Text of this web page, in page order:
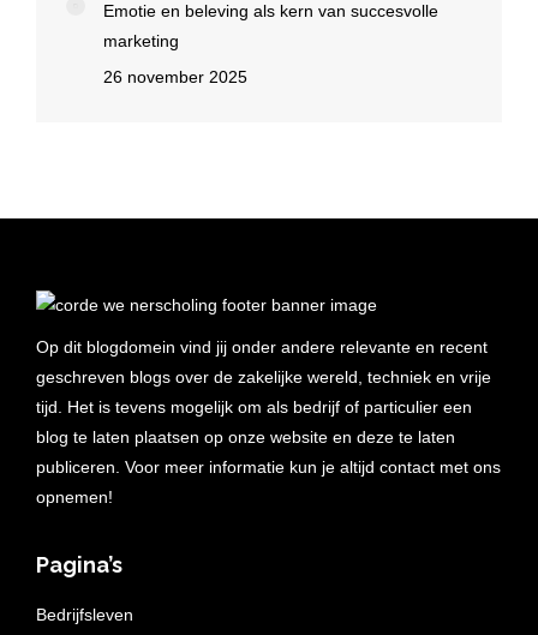
Emotie en beleving als kern van succesvolle
marketing
26 november 2025
Op dit blogdomein vind jij onder andere relevante en recent
geschreven blogs over de zakelijke wereld, techniek en vrije
tijd. Het is tevens mogelijk om als bedrijf of particulier een
blog te laten plaatsen op onze website en deze te laten
publiceren. Voor meer informatie kun je altijd contact met ons
opnemen!
Pagina’s
Bedrijfsleven